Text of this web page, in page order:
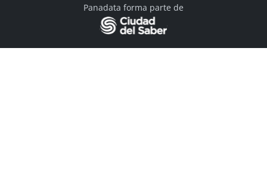
Panadata forma parte de